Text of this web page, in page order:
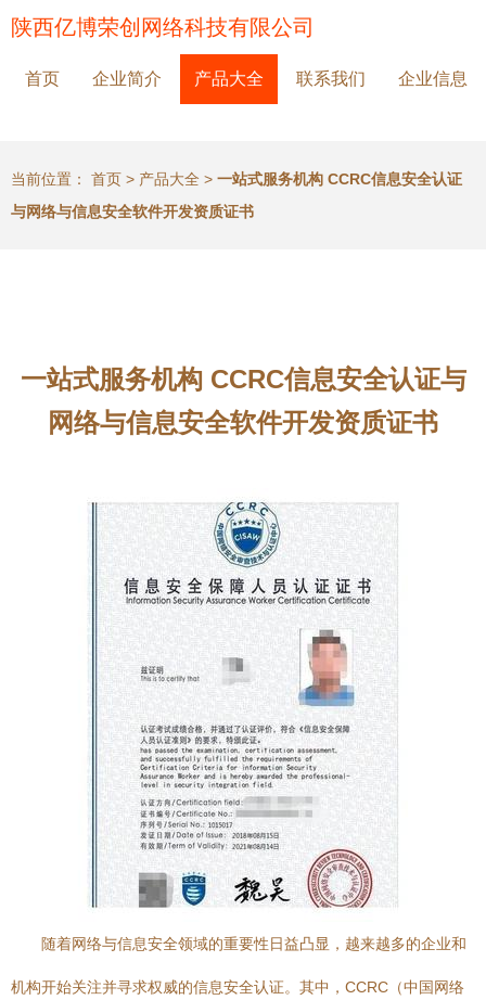
陕西亿博荣创网络科技有限公司
首页 企业简介 产品大全 联系我们 企业信息
当前位置： 首页 > 产品大全 > 一站式服务机构 CCRC信息安全认证
与网络与信息安全软件开发资质证书
一站式服务机构 CCRC信息安全认证与
网络与信息安全软件开发资质证书
随着网络与信息安全领域的重要性日益凸显，越来越多的企业和
机构开始关注并寻求权威的信息安全认证。其中，CCRC（中国网络